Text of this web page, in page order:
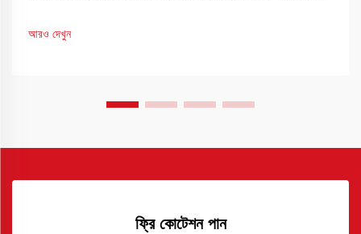
আরও দেখুন
ফ্রি কোটেশন পান